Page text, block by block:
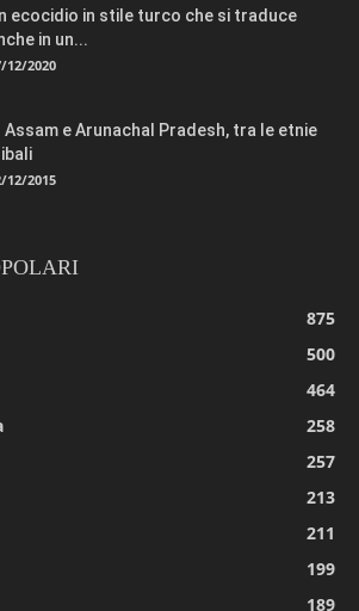
ecocidio in stile turco che si traduce
in un...
12/2020
Assam e Arunachal Pradesh, tra le etnie
12/2015
875
500
464
258
257
213
211
199
189